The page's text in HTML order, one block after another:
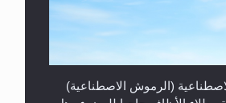
(الرموش الاصطناعية)